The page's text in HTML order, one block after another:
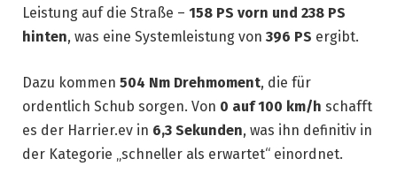
Leistung auf die Straße – 158 PS vorn und 238 PS
hinten, was eine Systemleistung von 396 PS ergibt.
Dazu kommen 504 Nm Drehmoment, die für
ordentlich Schub sorgen. Von 0 auf 100 km/h schafft
es der Harrier.ev in 6,3 Sekunden, was ihn definitiv in
der Kategorie „schneller als erwartet“ einordnet.